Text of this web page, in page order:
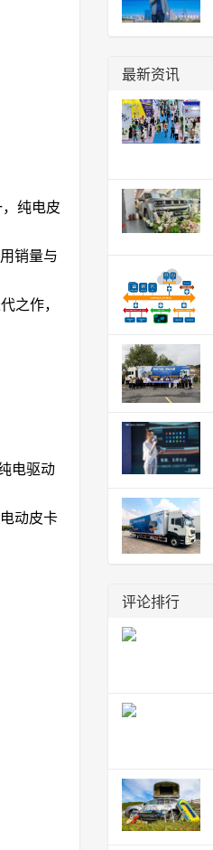
纯电皮
销量与
之作，
电驱动
动皮卡
最新资讯
评论排行